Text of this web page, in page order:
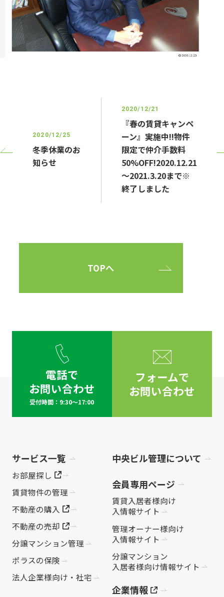
2020/12/25
冬季休業のお
知らせ
2020/12/21
『春の賃貸キャンペ
ーン』実施中!!物件
限定で仲介手数料
50%OFF!2020.12.21
～2021.3.20まで※
終了しました
TOPへ
電話で
お問い合わせ
受付時間：9:30～17:00
フォームで
お問い合わせ
サービス一覧
お部屋探し
賃貸物件の管理
不動産の購入
不動産の売却
分譲マンション管理
ポラスの保険
法人企業様向け・社宅
中央ビル管理について
会員専用ページ
賃貸入居者様向け
入情報サイト
管理オーナー様向け
入情報サイト
分譲マンション
入居者様向け情報サイト
企業情報